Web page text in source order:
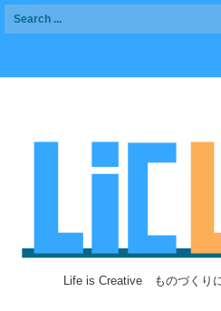
Life is Creative ものづくり